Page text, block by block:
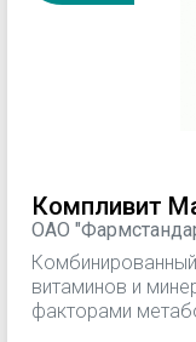
Компливит
ОАО
витаминов и
факторами